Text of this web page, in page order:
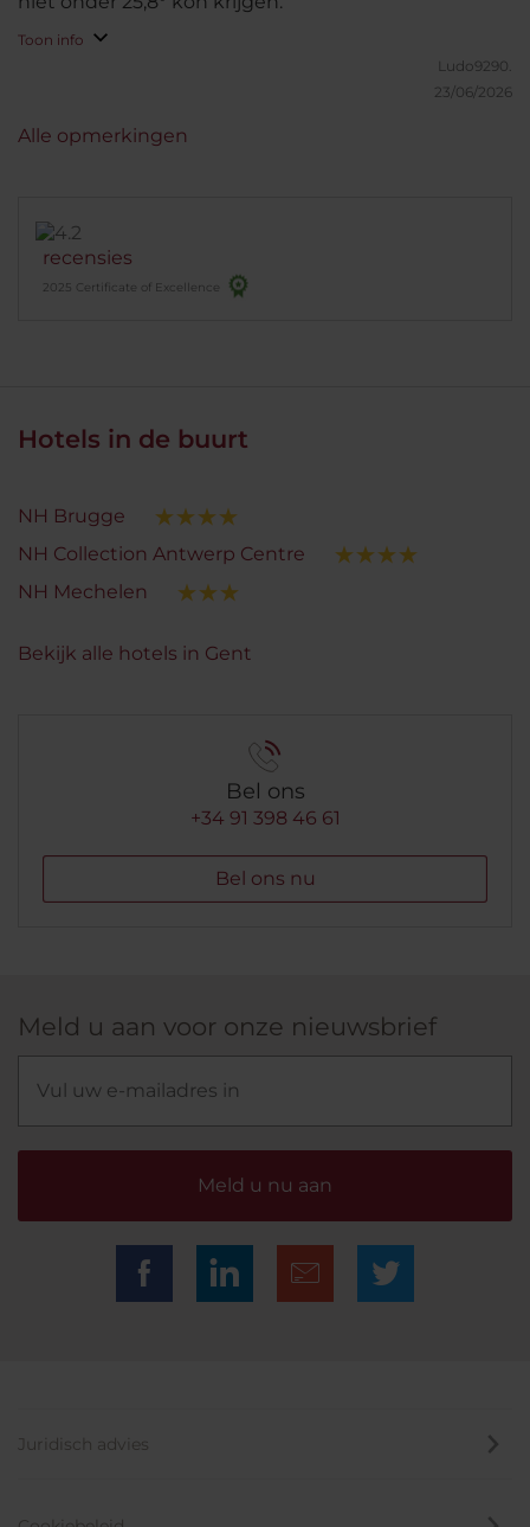
Toon info
Ludo9290.
23/06/2026
recensies
2025 Certificate of Excellence
Alle opmerkingen
Hotels in de buurt
NH Brugge
NH Collection Antwerp Centre
NH Mechelen
Bekijk alle hotels in Gent
Bel ons
+34 91 398 46 61
Bel ons nu
Meld u aan voor onze nieuwsbrief
Meld u nu aan
Juridisch advies